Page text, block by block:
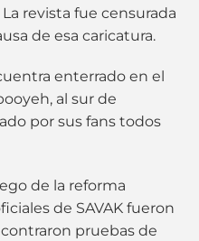
revista fue censurada
de esa caricatura.
enterrado en el
al sur de
por sus fans todos
de la reforma
de SAVAK fueron
pruebas de